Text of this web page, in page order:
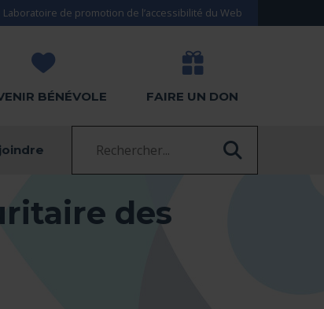
Laboratoire de promotion de l’accessibilité du Web
BÉNÉVOLE FAIRE UN DON
des